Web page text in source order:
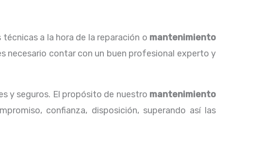
a la hora de la reparación o mantenimiento
necesario contar con un buen profesional experto y
y seguros. El propósito de nuestro mantenimiento
confianza, disposición, superando así las